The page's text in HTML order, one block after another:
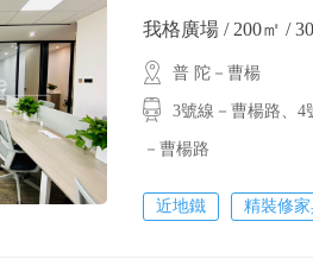
我格廣場 / 200㎡ /
普 陀－曹楊
3號線－曹楊路、4
－曹楊路
近地鐵 精裝修